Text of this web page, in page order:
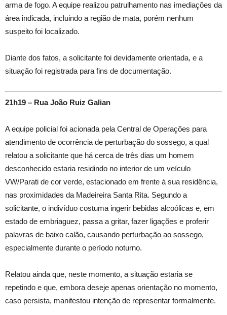
arma de fogo. A equipe realizou patrulhamento nas imediações da
área indicada, incluindo a região de mata, porém nenhum
suspeito foi localizado.
Diante dos fatos, a solicitante foi devidamente orientada, e a
situação foi registrada para fins de documentação.
21h19 – Rua João Ruiz Galian
A equipe policial foi acionada pela Central de Operações para
atendimento de ocorrência de perturbação do sossego, a qual
relatou a solicitante que há cerca de três dias um homem
desconhecido estaria residindo no interior de um veículo
VW/Parati de cor verde, estacionado em frente à sua residência,
nas proximidades da Madeireira Santa Rita. Segundo a
solicitante, o indivíduo costuma ingerir bebidas alcoólicas e, em
estado de embriaguez, passa a gritar, fazer ligações e proferir
palavras de baixo calão, causando perturbação ao sossego,
especialmente durante o período noturno.
Relatou ainda que, neste momento, a situação estaria se
repetindo e que, embora deseje apenas orientação no momento,
caso persista, manifestou intenção de representar formalmente.